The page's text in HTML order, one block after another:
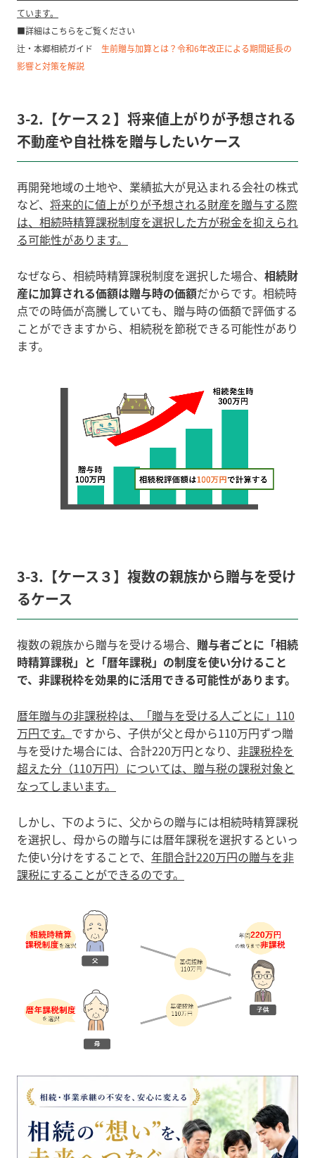
ています。
■詳細はこちらをご覧ください
辻・本郷相続ガイド 生前贈与加算とは？令和6年改正による期間延長の
影響と対策を解説
3-2.【ケース２】将来値上がりが予想される
不動産や自社株を贈与したいケース
再開発地域の土地や、業績拡大が見込まれる会社の株式
など、 将来的に値上がりが予想される財産を贈与する際
は、相続時精算課税制度を選択した方が税金を抑えられ
る可能性があります。
なぜなら、相続時精算課税制度を選択した場合、 相続財
産に加算される価額は贈与時の価額だからです。相続時
点での時価が高騰していても、贈与時の価額で評価する
ことができますから、相続税を節税できる可能性があり
ます。
3-3.【ケース３】複数の親族から贈与を受け
るケース
複数の親族から贈与を受ける場合、 贈与者ごとに「相続
時精算課税」と「暦年課税」の制度を使い分けること
で、非課税枠を効果的に活用できる可能性があります。
暦年贈与の非課税枠は、「贈与を受ける人ごとに」110
万円です。 ですから、子供が父と母から110万円ずつ贈
与を受けた場合には、合計220万円となり、 非課税枠を
超えた分（110万円）については、贈与税の課税対象と
なってしまいます。
しかし、下のように、父からの贈与には相続時精算課税
を選択し、母からの贈与には暦年課税を選択するといっ
た使い分けをすることで、 年間合計220万円の贈与を非
課税にすることができるのです。